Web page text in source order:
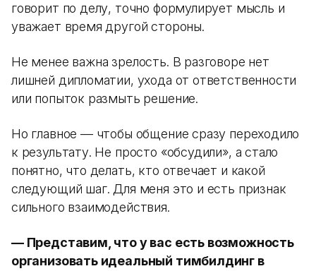
говорит по делу, точно формулирует мысль и
уважает время другой стороны.
Не менее важна зрелость. В разговоре нет
лишней дипломатии, ухода от ответственности
или попыток размыть решение.
Но главное — чтобы общение сразу переходило
к результату. Не просто «обсудили», а стало
понятно, что делать, кто отвечает и какой
следующий шаг. Для меня это и есть признак
сильного взаимодействия.
— Представим, что у вас есть возможность
организовать идеальный тимбилдинг в